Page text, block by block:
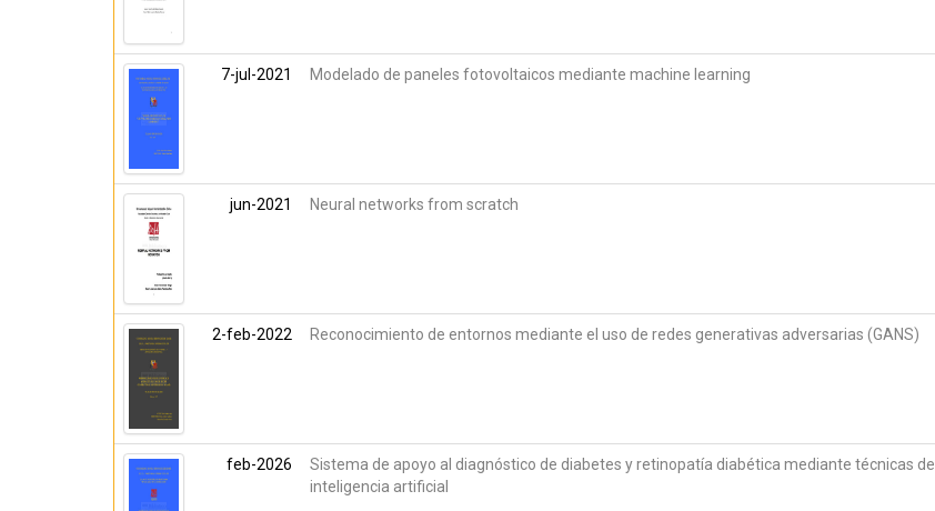
7-jul-2021 Modelado de paneles fotovoltaicos mediante machine learning
jun-2021 Neural networks from scratch
2-feb-2022 Reconocimiento de entornos mediante el uso de redes generativas adversarias (GANS)
feb-2026
Sistema de apoyo al diagnóstico de diabetes y retinopatía diabética mediante técnicas de
inteligencia artificial